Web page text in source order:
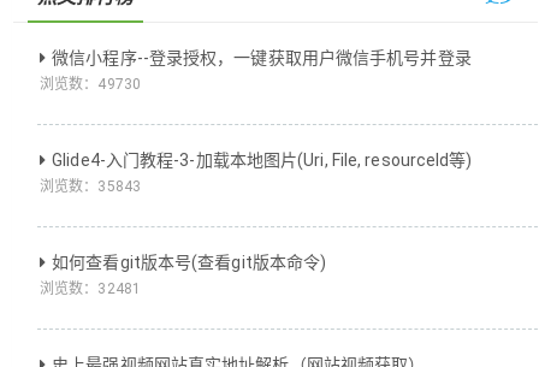
微信小程序--登录授权，一键获取用户微信手机号并登录
浏览数： 49730
Glide4-入门教程-3-加载本地图片(Uri, File, resourceId等)
浏览数： 35843
如何查看git版本号(查看git版本命令)
浏览数： 32481